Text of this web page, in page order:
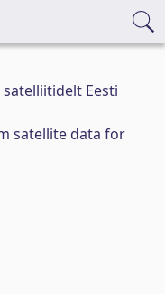
Eesti
satellite data for